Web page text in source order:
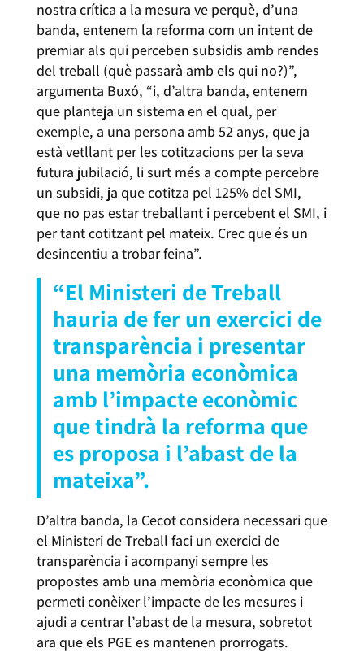
nostra crítica a la mesura ve perquè, d’una
banda, entenem la reforma com un intent de
premiar als qui perceben subsidis amb rendes
del treball (què passarà amb els qui no?)”,
argumenta Buxó, “i, d’altra banda, entenem
que planteja un sistema en el qual, per
exemple, a una persona amb 52 anys, que ja
està vetllant per les cotitzacions per la seva
futura jubilació, li surt més a compte percebre
un subsidi, ja que cotitza pel 125% del SMI,
que no pas estar treballant i percebent el SMI, i
per tant cotitzant pel mateix. Crec que és un
desincentiu a trobar feina”.
“El Ministeri de Treball
hauria de fer un exercici de
transparència i presentar
una memòria econòmica
amb l’impacte econòmic
que tindrà la reforma que
es proposa i l’abast de la
mateixa”.
D’altra banda, la Cecot considera necessari que
el Ministeri de Treball faci un exercici de
transparència i acompanyi sempre les
propostes amb una memòria econòmica que
permeti conèixer l’impacte de les mesures i
ajudi a centrar l’abast de la mesura, sobretot
ara que els PGE es mantenen prorrogats.